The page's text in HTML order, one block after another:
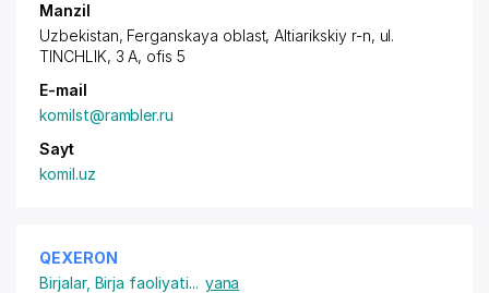
Manzil
Uzbekistan, Ferganskaya oblast, Altiarikskiy r-n, ul.
TINCHLIK, 3 A, ofis 5
E-mail
komilst@rambler.ru
Sayt
komil.uz
QEXERON
Birjalar, Birja faoliyati... yana